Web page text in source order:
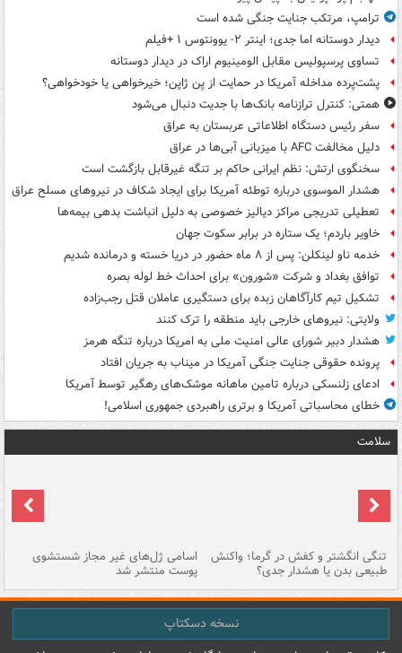
ترامپ، مرتکب جنایت جنگی شده است
دیدار دوستانه اما جدی؛ اینتر ۲- یوونتوس ۱ +فیلم
تساوی پرسپولیس مقابل الومینیوم اراک در دیدار دوستانه
پشت‌پرده مداخله آمریکا در حمایت از یِن ژاپن؛ خیرخواهی یا خودخواهی؟
همتی: کنترل ترازنامه بانک‌ها با جدیت دنبال می‌شود
سفر رئیس دستگاه اطلاعاتی عربستان به عراق
دلیل مخالفت AFC با میزبانی آبی‌ها در عراق
سخنگوی ارتش: نظم ایرانی حاکم بر تنگه غیرقابل بازگشت است
هشدار الموسوی درباره توطئه آمریکا برای ایجاد شکاف در نیروهای مسلح عراق
تعطیلی تدریجی مراکز دیالیز خصوصی به دلیل انباشت بدهی بیمه‌ها
خاویر باردم؛ یک ستاره در برابر سکوت جهان
خدمه ناو لینکلن: پس از ۸ ماه حضور در دریا خسته و درمانده‌ شدیم
توافق بغداد و شرکت «شورون» برای احداث خط لوله بصره
تشکیل تیم کارآگاهان زبده برای دستگیری عاملان قتل رجب‌زاده
ولایتی: نیروهای خارجی باید منطقه را ترک کنند
هشدار دبیر شورای عالی امنیت ملی به امریکا درباره تنگه هرمز
پرونده حقوقی جنایت جنگی آمریکا در میناب به جریان افتاد
ادعای زلنسکی درباره تامین ماهانه موشک‌های رهگیر توسط آمریکا
خطای محاسباتی آمریکا و برتری راهبردی جمهوری اسلامی!
سلامت
تنگی انگشتر و کفش در گرما؛ واکنش
طبیعی بدن یا هشدار جدی؟
اسامی ژل‌های غیر مجاز شستشوی
پوست منتشر شد
نسخه دسکتاپ